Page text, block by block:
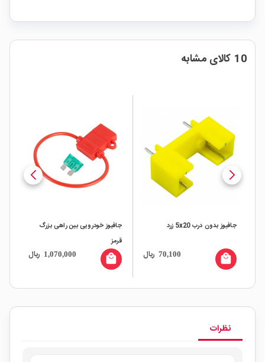
10 کالای مشابه
جافیوز بدون درب 5x20 زرد
70,100 ریال local_mall
جافیوز خودرویی بین راهی بزرگ
قرمز
1,070,000 ریال local_mall
نظرات